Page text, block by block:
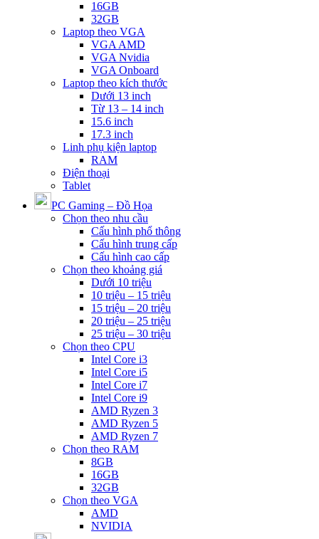
16GB
32GB
Laptop theo VGA
VGA AMD
VGA Nvidia
VGA Onboard
Laptop theo kích thước
Dưới 13 inch
Từ 13 – 14 inch
15.6 inch
17.3 inch
Linh phụ kiện laptop
RAM
Điện thoại
Tablet
PC Gaming – Đồ Họa
Chọn theo nhu cầu
Cấu hình phổ thông
Cấu hình trung cấp
Cấu hình cao cấp
Chọn theo khoảng giá
Dưới 10 triệu
10 triệu – 15 triệu
15 triệu – 20 triệu
20 triệu – 25 triệu
25 triệu – 30 triệu
Chọn theo CPU
Intel Core i3
Intel Core i5
Intel Core i7
Intel Core i9
AMD Ryzen 3
AMD Ryzen 5
AMD Ryzen 7
Chọn theo RAM
8GB
16GB
32GB
Chọn theo VGA
AMD
NVIDIA